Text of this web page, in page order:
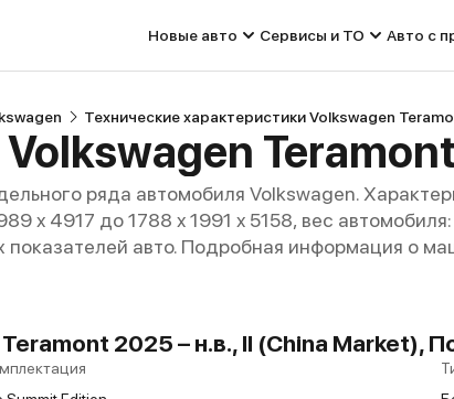
Новые авто Сервисы и ТО Авто с
Технические характеристики Volkswagen
Teramont
ряда автомобиля Volkswagen.
x 4917 до 1788 x 1991 x 5158, вес
показателей авто. Подробная информация о
2025 – н.в., II (China Market),